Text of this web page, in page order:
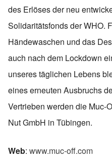
des Erlöses der neu
Solidaritätsfonds der WHO.
Händewaschen und das
auch nach dem Lockdown
unseres täglichen Lebens
eines erneuten Ausbruchs
Vertrieben werden die Muc-
Nut GmbH in Tübingen.
Web: www.muc-off.com